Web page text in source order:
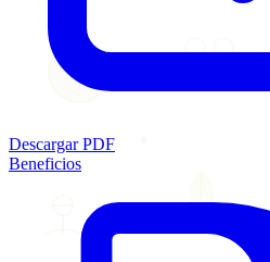
Descargar PDF
Beneficios